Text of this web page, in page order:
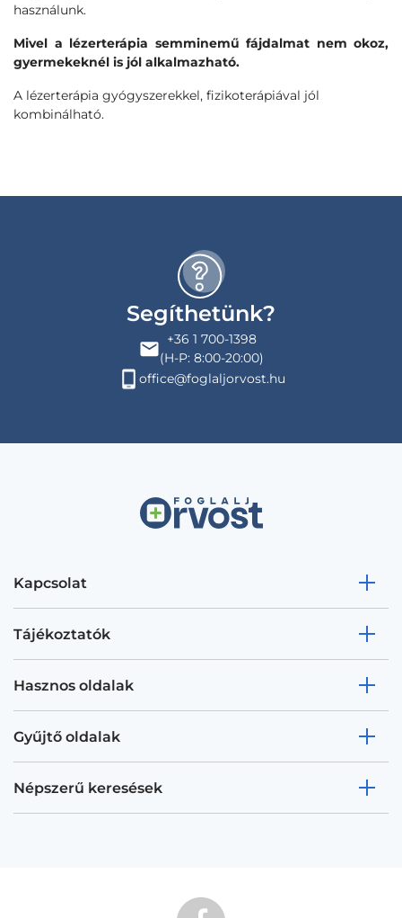
használunk.
Mivel a lézerterápia semminemű fájdalmat nem okoz,
gyermekeknél is jól alkalmazható.
A lézerterápia gyógyszerekkel, fizikoterápiával jól
kombinálható.
Segíthetünk?
+36 1 700-1398
(H-P: 8:00-20:00)
office@foglaljorvost.hu
Kapcsolat
Tájékoztatók
Hasznos oldalak
Gyűjtő oldalak
Népszerű keresések